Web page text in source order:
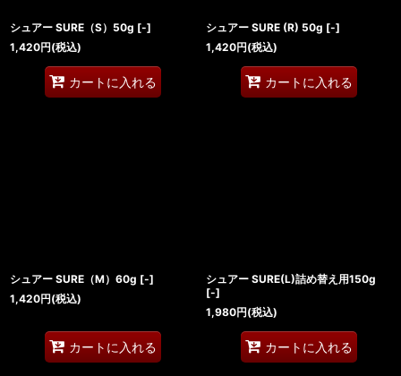
シュアー SURE（S）50g [-]
1,420円(税込)
カートに入れる
シュアー SURE (R) 50g [-]
1,420円(税込)
カートに入れる
シュアー SURE（M）60g [-]
1,420円(税込)
カートに入れる
シュアー SURE(L)詰め替え用150g
[-]
1,980円(税込)
カートに入れる